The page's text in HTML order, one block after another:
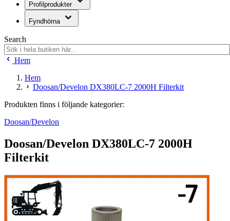
Profilprodukter
Fyndhörna
Search
Hem
Hem
Doosan/Develon DX380LC-7 2000H Filterkit
Produkten finns i följande kategorier:
Doosan/Develon
Doosan/Develon DX380LC-7 2000H
Filterkit